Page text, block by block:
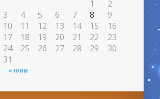
« юни
1
2
3
4 5 6 7 8
9
10
11 12 13 14 15
16
17
18 19 20 21 22
23
24
25 26 27 28 29
30
31